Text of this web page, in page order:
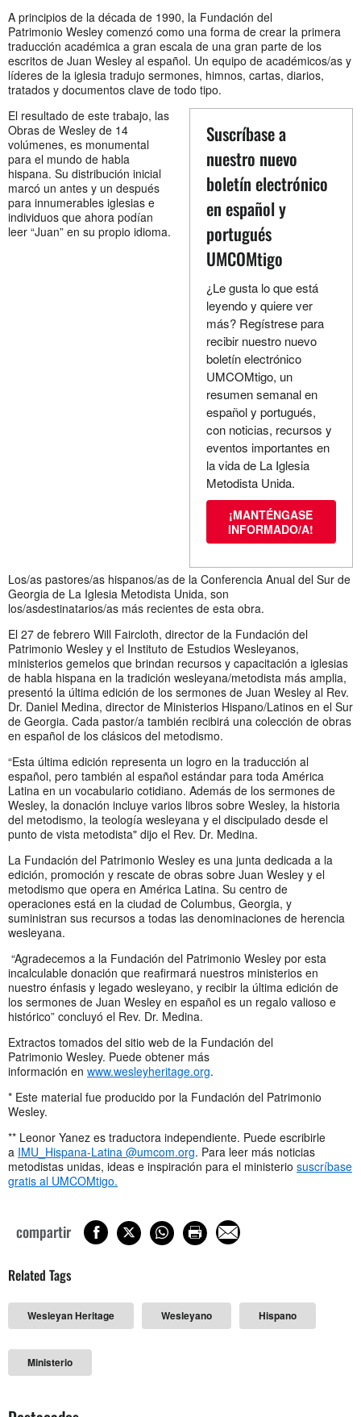
A principios de la década de 1990, la Fundación del
Patrimonio Wesley comenzó como una forma de crear la primera
traducción académica a gran escala de una gran parte de los
escritos de Juan Wesley al español. Un equipo de académicos/as y
líderes de la iglesia tradujo sermones, himnos, cartas, diarios,
tratados y documentos clave de todo tipo.
Suscríbase a
nuestro nuevo
boletín electrónico
en español y
portugués
UMCOMtigo
¿Le gusta lo que está
leyendo y quiere ver
más? Regístrese para
recibir nuestro nuevo
boletín electrónico
UMCOMtigo, un
resumen semanal en
español y portugués,
con noticias, recursos y
eventos importantes en
la vida de La Iglesia
Metodista Unida.
¡MANTÉNGASE
INFORMADO/A!
El resultado de este trabajo, las
Obras de Wesley de 14
volúmenes, es monumental
para el mundo de habla
hispana. Su distribución inicial
marcó un antes y un después
para innumerables iglesias e
individuos que ahora podían
leer “Juan” en su propio idioma.
Los/as pastores/as hispanos/as de la Conferencia Anual del Sur de
Georgia de La Iglesia Metodista Unida, son
los/asdestinatarios/as más recientes de esta obra.
El 27 de febrero Will Faircloth, director de la Fundación del
Patrimonio Wesley y el Instituto de Estudios Wesleyanos,
ministerios gemelos que brindan recursos y capacitación a iglesias
de habla hispana en la tradición wesleyana/metodista más amplia,
presentó la última edición de los sermones de Juan Wesley al Rev.
Dr. Daniel Medina, director de Ministerios Hispano/Latinos en el Sur
de Georgia. Cada pastor/a también recibirá una colección de obras
en español de los clásicos del metodismo.
“Esta última edición representa un logro en la traducción al
español, pero también al español estándar para toda América
Latina en un vocabulario cotidiano. Además de los sermones de
Wesley, la donación incluye varios libros sobre Wesley, la historia
del metodismo, la teología wesleyana y el discipulado desde el
punto de vista metodista" dijo el Rev. Dr. Medina.
La Fundación del Patrimonio Wesley es una junta dedicada a la
edición, promoción y rescate de obras sobre Juan Wesley y el
metodismo que opera en América Latina. Su centro de
operaciones está en la ciudad de Columbus, Georgia, y
suministran sus recursos a todas las denominaciones de herencia
wesleyana.
“Agradecemos a la Fundación del Patrimonio Wesley por esta
incalculable donación que reafirmará nuestros ministerios en
nuestro énfasis y legado wesleyano, y recibir la última edición de
los sermones de Juan Wesley en español es un regalo valioso e
histórico” concluyó el Rev. Dr. Medina.
Extractos tomados del sitio web de la Fundación del
Patrimonio Wesley. Puede obtener más
información en www.wesleyheritage.org.
* Este material fue producido por la Fundación del Patrimonio
Wesley.
** Leonor Yanez es traductora independiente. Puede escribirle
a IMU_Hispana-Latina @umcom.org. Para leer más noticias
metodistas unidas, ideas e inspiración para el ministerio suscríbase
gratis al UMCOMtigo.
compartir
Related Tags
Wesleyan Heritage Wesleyano Hispano
Ministerio